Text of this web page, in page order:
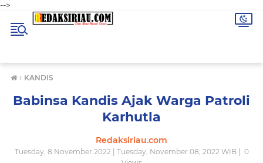
-->
› KANDIS
Babinsa Kandis Ajak Warga Patroli
Karhutla
Redaksiriau.com
Tuesday, 8 November 2022 | Tuesday, November 08, 2022 WIB |
0